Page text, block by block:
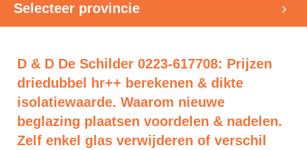
Selecteer provincie
D & D De Schilder 0223-617708: Prijzen
driedubbel hr++ berekenen & dikte
isolatiewaarde. Waarom nieuwe
beglazing plaatsen voordelen & nadelen.
Zelf enkel glas verwijderen of verschil